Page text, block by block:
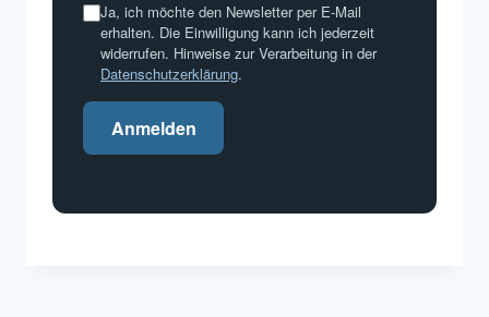
Ja, ich möchte den Newsletter per E-Mail
erhalten. Die Einwilligung kann ich jederzeit
widerrufen. Hinweise zur Verarbeitung in der
Datenschutzerklärung.
Anmelden